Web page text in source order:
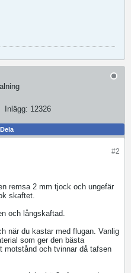
Inlägg: 12326
Dela
#2
remsa 2 mm tjock och ungefär
skaftet.
och långskaftad.
när du kastar med flugan. Vanlig
som ger den bästa
motstånd och tvinnar då tafsen